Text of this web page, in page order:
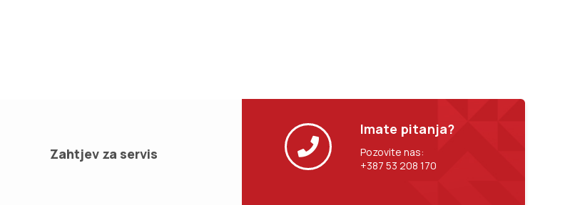
Zahtjev za servis
Imate pitanja?
Pozovite nas:
+387 53 208 170